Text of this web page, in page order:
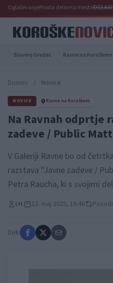
OglaševanjeProsta delovna mestaOGLASI
Slovenj Gradec Ravne na Koroškem
Domov / Novice
NOVICE Ravne na Koroškem
Na Ravnah odprtje
zadeve / Public
V Galeriji Ravne bo od
razstava ''Javne zadeve /
Petra Raucha, ki s svojimi
I.H. 13. maj 2025, 16:46
Deli: